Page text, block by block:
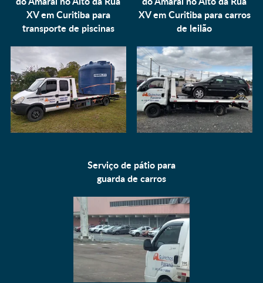
XV em Curitiba para
transporte de piscinas
XV em Curitiba paracarros
de leilão
Serviço de pátio para
guarda de carros